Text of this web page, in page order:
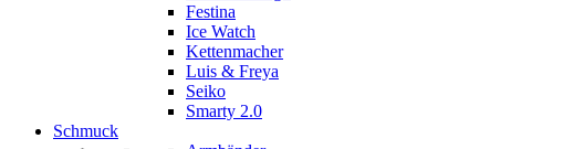
Festina
Ice Watch
Kettenmacher
Luis & Freya
Seiko
Smarty 2.0
Schmuck